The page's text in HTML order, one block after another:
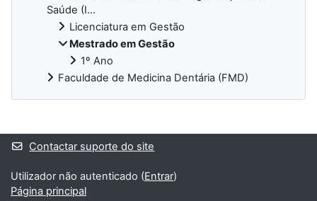
Saúde (I...
Licenciatura em Gestão
Mestrado em Gestão
1º Ano
Faculdade de Medicina Dentária (FMD)
Blocos adicionais
Contactar suporte do site
Utilizador não autenticado (Entrar)
Página principal